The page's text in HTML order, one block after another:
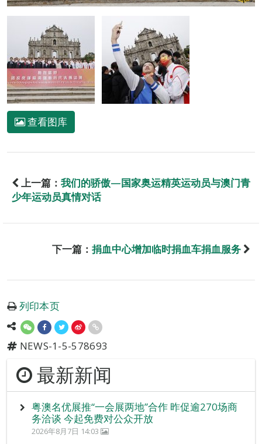
查看图库
上一篇： 我们的骄傲—国家奥运精英运动员与澳门青
少年运动员真情对话
下一篇： 捐血中心增加临时捐血车捐血服务
列印本页
NEWS-1-5-578693
最新新闻
粤澳名优展推“一会展两地”合作 昨促逾270场商
务洽谈 今起免费对公众开放
2026年8月7日 14:03